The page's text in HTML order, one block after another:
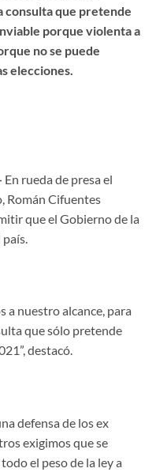
consulta que pretende
porque violenta a
no se puede
elecciones.
En rueda de presa el
Román Cifuentes
que el Gobierno de la
a nuestro alcance, para
que sólo pretende
destacó.
defensa de los ex
exigimos que se
el peso de la ley a